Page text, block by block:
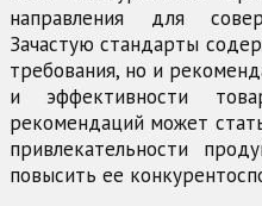
направления для
Зачастую стандарты
требования, но и
и эффективности
рекомендаций может
привлекательности
повысить ее